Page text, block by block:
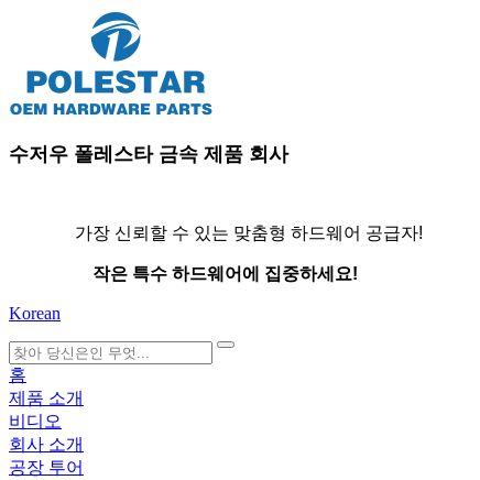
수저우 폴레스타 금속 제품 회사
가장 신뢰할 수 있는 맞춤형 하드웨어 공급자!
작은 특수 하드웨어에 집중하세요!
Korean
search
홈
제품 소개
비디오
회사 소개
공장 투어